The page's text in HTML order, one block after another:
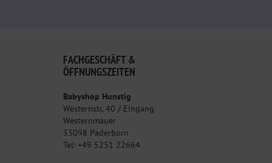
FACHGESCHÄFT &
ÖFFNUNGSZEITEN
Babyshop Hunstig
Westernstr. 40 / Eingang
Westernmauer
33098 Paderborn
Tel: +49 5251 22664